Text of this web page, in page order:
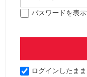
パスワードを表
ログインしたま